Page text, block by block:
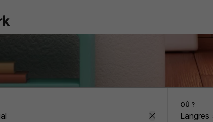
OÙ ?